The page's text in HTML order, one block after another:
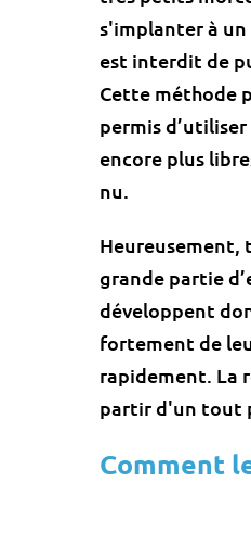
s'implanter à
est interdit de
Cette méthode
permis
encore plus
nu.
Heureusement,
grande partie
développent
fortement de
rapidement. La
partir d'un tout
Comment